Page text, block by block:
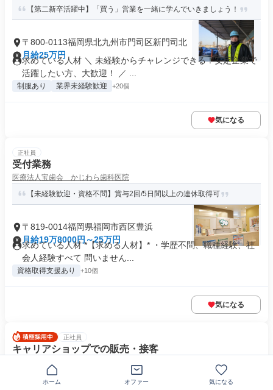
【第二新卒活躍中】「買う」営業を一緒に学んでいきましょう！
〒800-0113福岡県北九州市門司区新門司北
月給25万円
求めている人材 ＼ 未経験からチャレンジできる！安定企業で
活躍したい方、大歓迎！ ／ ...
制服あり 業界未経験歓迎 +20個
気になる
正社員
受付業務
医療法人宝歯会 かじわら歯科医院
【未経験歓迎・資格不問】賞与2回/5日間以上の連休取得可
〒819-0014福岡県福岡市西区豊浜
月給19万8000円～25万円
求めている人材 *【求める人材】* ・学歴不問、職種経験、社
会人経験すべて 問いません...
資格取得支援あり +10個
気になる
正社員
キャリアショップでの販売・接客
社内評価制度で、キャリアも収入も見える化✨資格取得で手当UP
ホーム オファー 気になる